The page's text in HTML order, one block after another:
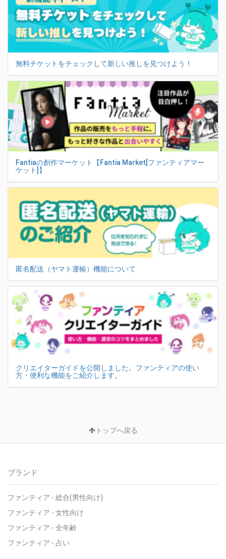
無料チケットをチェックして新しい推しを見つけよう！
Fantiaの創作マーケット【Fantia Market[ファンティアマー
ケット]】
匿名配送（ヤマト運輸）機能について
クリエイターガイドを公開しました。ファンティアの使い
方・便利な機能をご紹介します。
トップへ戻る
ブランド
ファンティア - 総合(男性向け)
ファンティア - 女性向け
ファンティア - 全年齢
ファンティア - 占い